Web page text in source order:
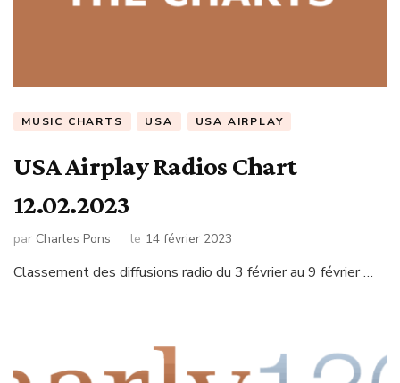
MUSIC CHARTS USA USA AIRPLAY
USA Airplay Radios Chart
12.02.2023
par Charles Pons le 14 février 2023
Classement des diffusions radio du 3 février au 9 février …